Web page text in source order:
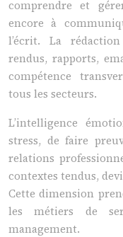
comprendre et
encore à
l’écrit. La
rendus, rapports,
compétence
tous les secteurs.
L’intelligence
stress, de faire
relations
contextes tendus,
Cette dimension
les métiers de
management.